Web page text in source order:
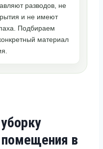
разводов, не
и не имеют
Подбираем
материал
в